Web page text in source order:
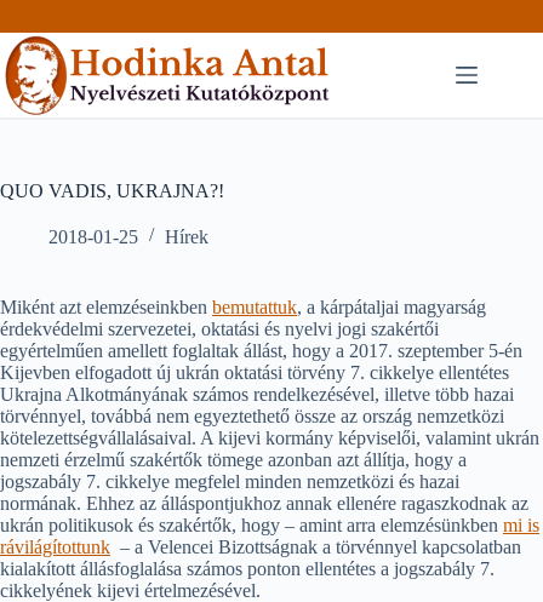
to
content
QUO VADIS, UKRAJNA?!
2018-01-25 Hírek
Miként azt elemzéseinkben bemutattuk, a kárpátaljai magyarság
érdekvédelmi szervezetei, oktatási és nyelvi jogi szakértői
egyértelműen amellett foglaltak állást, hogy a 2017. szeptember 5-én
Kijevben elfogadott új ukrán oktatási törvény 7. cikkelye ellentétes
Ukrajna Alkotmányának számos rendelkezésével, illetve több hazai
törvénnyel, továbbá nem egyeztethető össze az ország nemzetközi
kötelezettségvállalásaival. A kijevi kormány képviselői, valamint ukrán
nemzeti érzelmű szakértők tömege azonban azt állítja, hogy a
jogszabály 7. cikkelye megfelel minden nemzetközi és hazai
normának. Ehhez az álláspontjukhoz annak ellenére ragaszkodnak az
ukrán politikusok és szakértők, hogy – amint arra elemzésünkben mi is
rávilágítottunk – a Velencei Bizottságnak a törvénnyel kapcsolatban
kialakított állásfoglalása számos ponton ellentétes a jogszabály 7.
cikkelyének kijevi értelmezésével.